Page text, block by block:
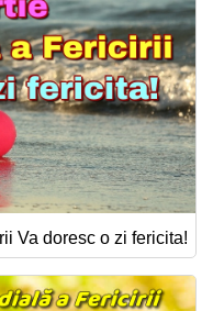
Va doresc o zi fericita!